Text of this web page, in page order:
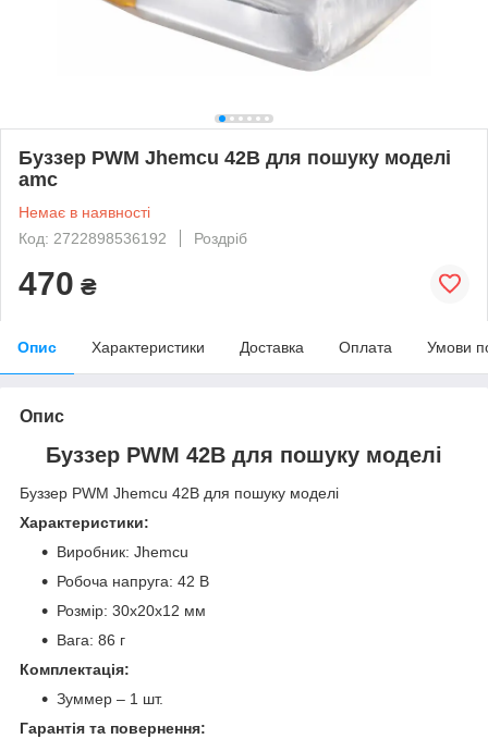
Буззер PWM Jhemcu 42B для пошуку моделі
amc
Немає в наявності
Код: 2722898536192
Роздріб
470 ₴
Опис Характеристики Доставка Оплата Умови
Опис
Буззер PWM 42B для пошуку моделі
Буззер PWM Jhemcu 42B для пошуку моделі
Характеристики:
Виробник: Jhemcu
Робоча напруга: 42 В
Розмір: 30х20х12 мм
Вага: 86 г
Комплектація:
Зуммер – 1 шт.
Гарантія та повернення: